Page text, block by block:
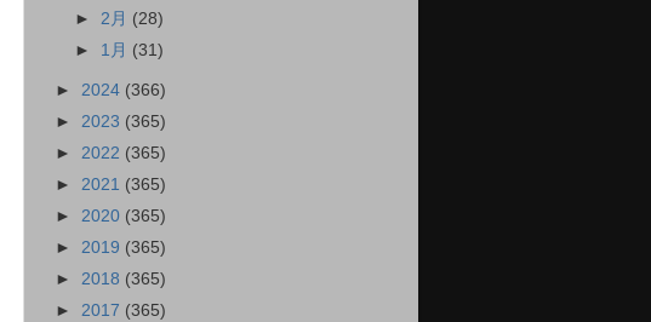
► 2月 (28)
► 1月 (31)
► 2024 (366)
► 2023 (365)
► 2022 (365)
► 2021 (365)
► 2020 (365)
► 2019 (365)
► 2018 (365)
► 2017 (365)